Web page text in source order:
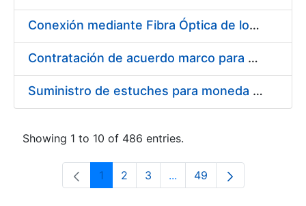
Conexión mediante Fibra Óptica de los Centros de Proceso de Datos (CPDs) de las sedes de la FNMT-RCM de Burgos y Madrid
Contratación de acuerdo marco para el Suministro de Material de Electricidad para la Fábrica Nacional de Moneda y Timbre-Real Casa de la Moneda en su centro de trabajo de Burgos
Suministro de estuches para moneda de 30 €
Showing 1 to 10 of 486 entries.
Page
1 Page
2 Page
3 ...Intermediate Pages Use
Page
49